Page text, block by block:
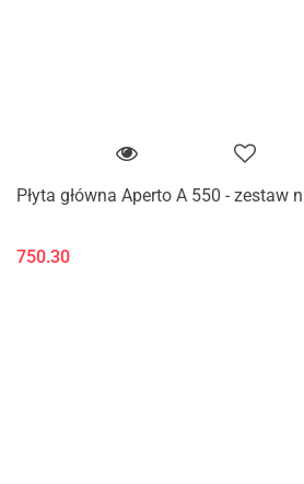
Płyta główna Aperto A 550 - zestaw
750.30